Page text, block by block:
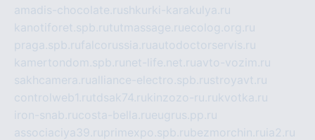
amadis-chocolate.rushkurki-karakulya.ru
kanotiforet.spb.rututmassage.ruecolog.org.ru
praga.spb.rufalcorussia.ruautodoctorservis.ru
kamertondom.spb.ru net-life.net.ruavto-vozim.ru
sakhcamera.rualliance-electro.spb.rustroyavt.ru
controlweb1.rutdsak74.rukinzozo-ru.rukvotka.ru
iron-snab.rucosta-bella.rueugrus.pp.ru
associaciya39.ruprimexpo.spb.rubezmorchin.ru ia2.ru